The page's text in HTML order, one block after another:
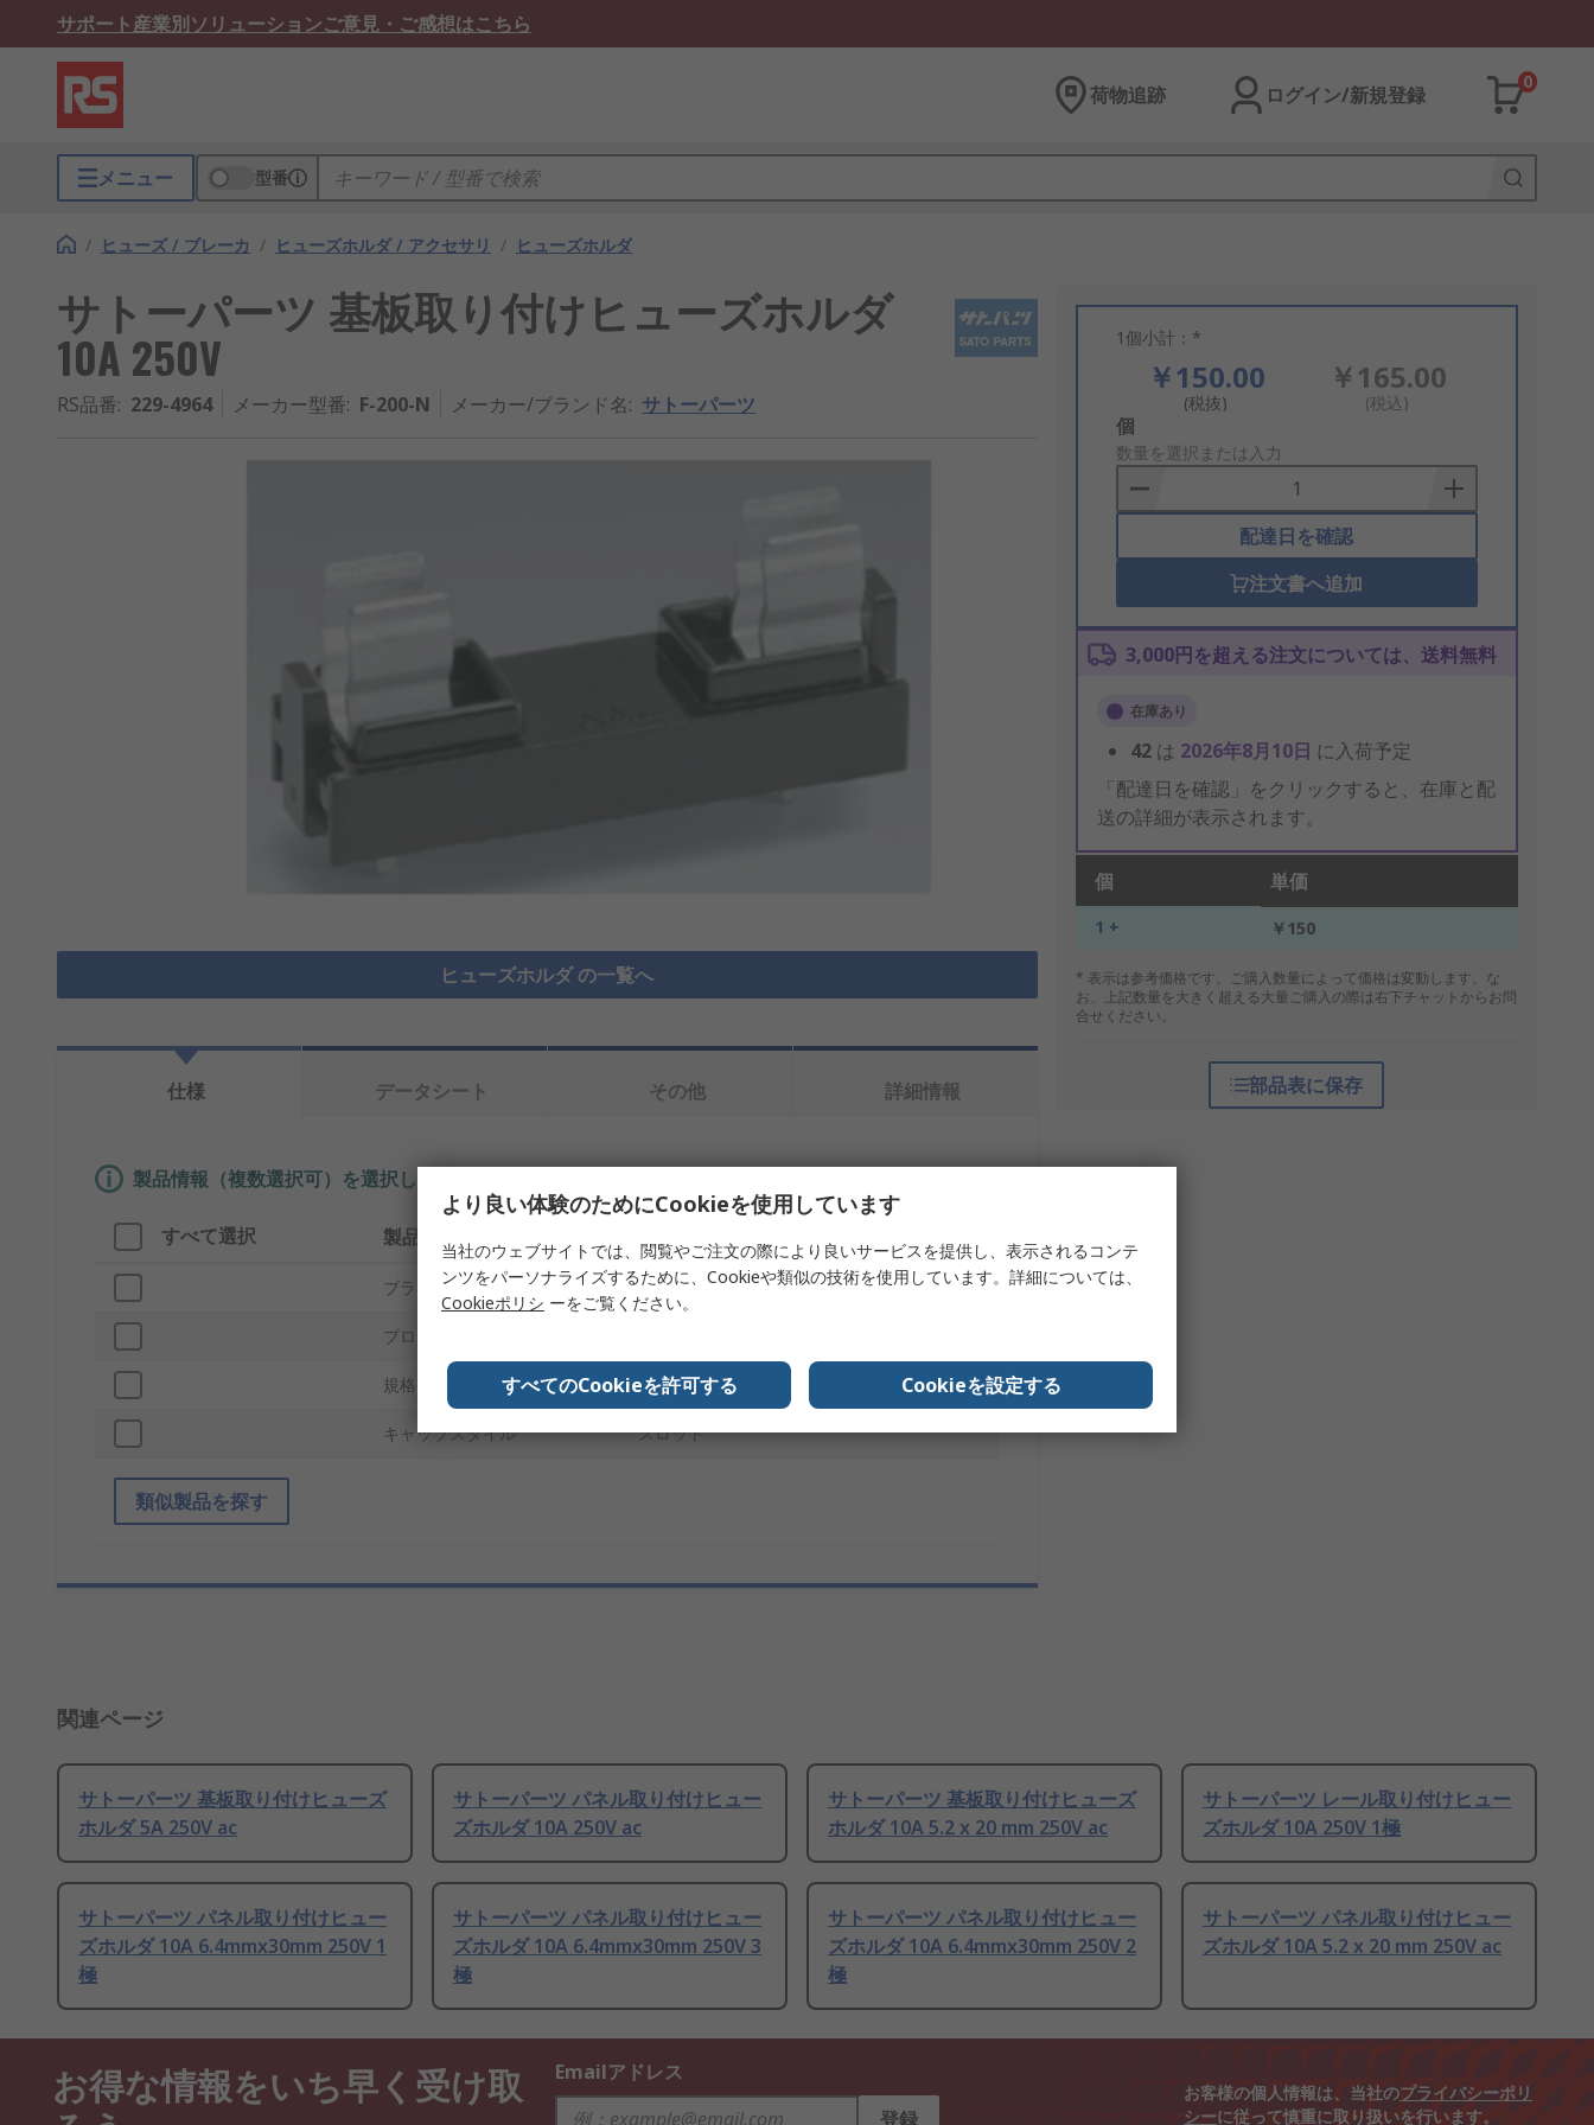
サポート産業別ソリューションご意見・ご感想はこちら
荷物追跡 ログイン/新規登録
0
メニュー 型番
/ ヒューズ / ブレーカ / ヒューズホルダ / アクセサリ / ヒューズホルダ
サトーパーツ 基板取り付けヒューズホルダ
10A 250V
RS品番: 229-4964 メーカー型番: F-200-N メーカー/ブランド名: サトーパーツ
ヒューズホルダ の一覧へ
1個小計：*
￥150.00
(税抜)
￥165.00
(税込)
Add
to
Basket
個
数量を選択または入力
配達日を確認
注文書へ追加
3,000円を超える注文については、送料無料
在庫あり
42 は 2026年8月10日 に入荷予定
「配達日を確認」をクリックすると、在庫と配
送の詳細が表示されます。
個 単価
1 + ￥150
* 表示は参考価格です。ご購入数量によって価格は変動します。な
お、上記数量を大きく超える大量ご購入の際は右下チャットからお問
合せください。
部品表に保存
仕様 データシート その他 詳細情報
製品情報（複数選択可）を選択して、類似製品を検索します。
すべて選択 製品情報
ブランド サトーパーツ
プロダクトタイプ
規格 / 承認 CSA, UL
キャップスタイル スロット
類似製品を探す
関連ページ
サトーパーツ 基板取り付けヒューズ
ホルダ 5A 250V ac
サトーパーツ パネル取り付けヒュー
ズホルダ 10A 250V ac
サトーパーツ 基板取り付けヒューズ
ホルダ 10A 5.2 x 20 mm 250V ac
サトーパーツ レール取り付けヒュー
ズホルダ 10A 250V 1極
サトーパーツ パネル取り付けヒュー
ズホルダ 10A 6.4mmx30mm 250V 1
極
サトーパーツ パネル取り付けヒュー
ズホルダ 10A 6.4mmx30mm 250V 3
極
サトーパーツ パネル取り付けヒュー
ズホルダ 10A 6.4mmx30mm 250V 2
極
サトーパーツ パネル取り付けヒュー
ズホルダ 10A 5.2 x 20 mm 250V ac
お得な情報をいち早く受け取
Emailアドレス
登録
お客様の個人情報は、当社のプライバシーポリ
シーに従って慎重に取り扱いを行います。
より良い体験のためにCookieを使用しています
当社のウェブサイトでは、閲覧やご注文の際により良いサービスを提供し、表示されるコンテ
ンツをパーソナライズするために、Cookieや類似の技術を使用しています。詳細については、
Cookieポリシ ーをご覧ください。
すべてのCookieを許可する Cookieを設定する